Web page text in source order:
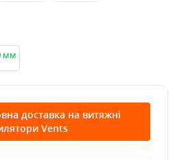
мм
доставка на витяжні
Vents